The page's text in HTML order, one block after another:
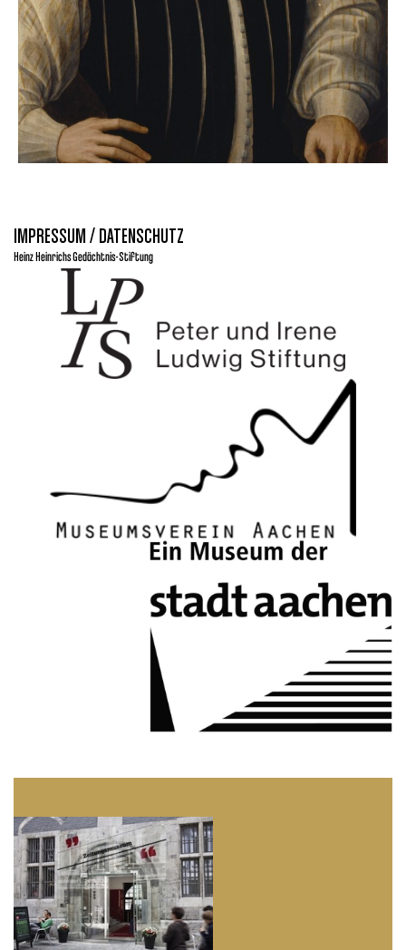
IMPRESSUM / DATENSCHUTZ
Heinz Heinrichs Gedächtnis-Stiftung